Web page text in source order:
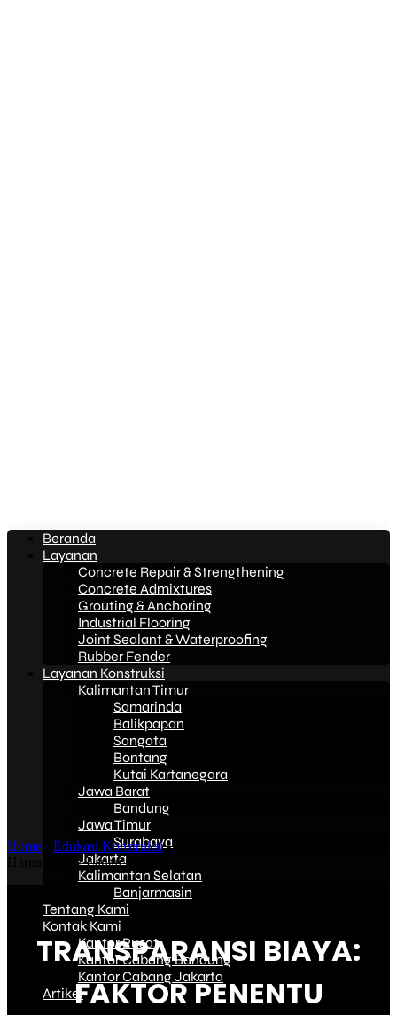
Beranda
Layanan
Concrete Repair & Strengthening
Concrete Admixtures
Grouting & Anchoring
Industrial Flooring
Joint Sealant & Waterproofing
Rubber Fender
Layanan Konstruksi
Kalimantan Timur
Samarinda
Balikpapan
Sangata
Bontang
Kutai Kartanegara
Jawa Barat
Bandung
Jawa Timur
Surabaya
Jakarta
Kalimantan Selatan
Banjarmasin
Tentang Kami
Kontak Kami
Kantor Pusat
Kantor Cabang Bandung
Kantor Cabang Jakarta
Artikel
Home Edukasi Konstruksi-
Harga Epoxy Lantai per M2
TRANSPARANSI BIAYA:
FAKTOR PENENTU